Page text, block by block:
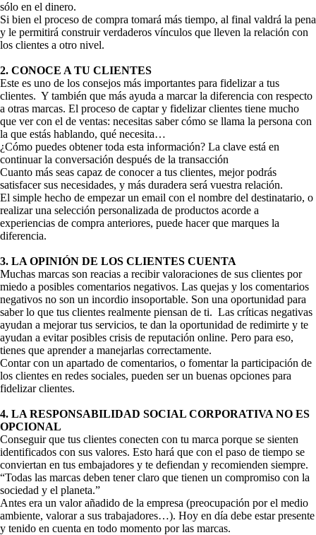
sólo en el dinero.
Si bien el proceso de compra tomará más tiempo, al final valdrá la pena
y le permitirá construir verdaderos vínculos que lleven la relación con
los clientes a otro nivel.
2. CONOCE A TU CLIENTES
Este es uno de los consejos más importantes para fidelizar a tus
clientes. Y también que más ayuda a marcar la diferencia con respecto
a otras marcas. El proceso de captar y fidelizar clientes tiene mucho
que ver con el de ventas: necesitas saber cómo se llama la persona con
la que estás hablando, qué necesita…
¿Cómo puedes obtener toda esta información? La clave está en
continuar la conversación después de la transacción
Cuanto más seas capaz de conocer a tus clientes, mejor podrás
satisfacer sus necesidades, y más duradera será vuestra relación.
El simple hecho de empezar un email con el nombre del destinatario, o
realizar una selección personalizada de productos acorde a
experiencias de compra anteriores, puede hacer que marques la
diferencia.
3. LA OPINIÓN DE LOS CLIENTES CUENTA
Muchas marcas son reacias a recibir valoraciones de sus clientes por
miedo a posibles comentarios negativos. Las quejas y los comentarios
negativos no son un incordio insoportable. Son una oportunidad para
saber lo que tus clientes realmente piensan de ti. Las críticas negativas
ayudan a mejorar tus servicios, te dan la oportunidad de redimirte y te
ayudan a evitar posibles crisis de reputación online. Pero para eso,
tienes que aprender a manejarlas correctamente.
Contar con un apartado de comentarios, o fomentar la participación de
los clientes en redes sociales, pueden ser un buenas opciones para
fidelizar clientes.
4. LA RESPONSABILIDAD SOCIAL CORPORATIVA NO ES
OPCIONAL
Conseguir que tus clientes conecten con tu marca porque se sienten
identificados con sus valores. Esto hará que con el paso de tiempo se
conviertan en tus embajadores y te defiendan y recomienden siempre.
“Todas las marcas deben tener claro que tienen un compromiso con la
sociedad y el planeta.”
Antes era un valor añadido de la empresa (preocupación por el medio
ambiente, valorar a sus trabajadores…). Hoy en día debe estar presente
y tenido en cuenta en todo momento por las marcas.